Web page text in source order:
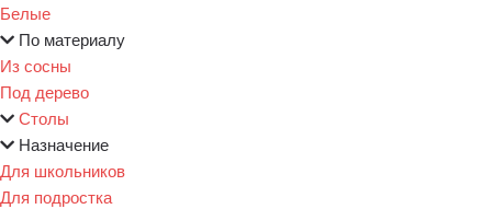
Белые
По материалу
Из сосны
Под дерево
Столы
Назначение
Для школьников
Для подростка